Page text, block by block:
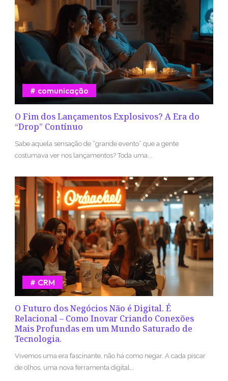
O Fim dos Lançamentos Explosivos? A Era do
“Drop” Contínuo
comunicação
Sabe aquela sensação de “grande evento” que a gente
costumava ver nos lançamentos? Toda uma...
O Futuro dos Negócios Não é Digital. É
Relacional – Como Inovar Criando Conexões
Mais Profundas em um Mundo Saturado de
Tecnologia.
CRM
Vivemos uma era fascinante, não há como negar. A cada piscar
de olhos, uma nova ferramenta digital...